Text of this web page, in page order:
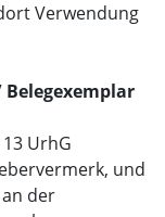
Verwendung
UrhG
und
der